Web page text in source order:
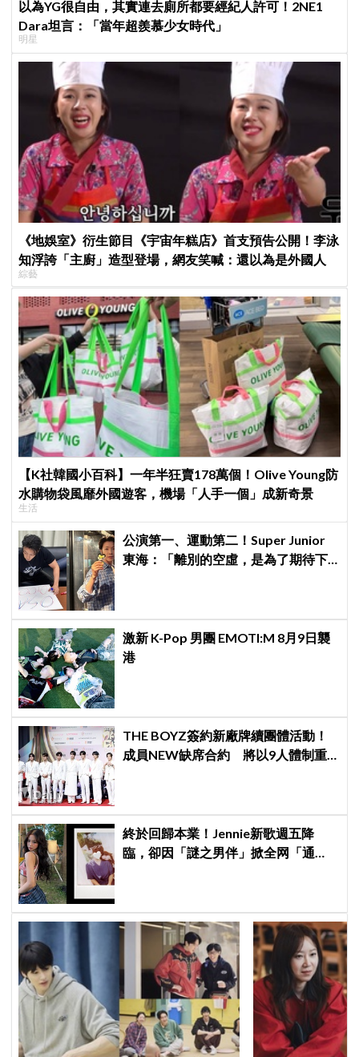
以為YG很自由，其實連去廁所都要經紀人許可！2NE1
Dara坦言：「當年超羨慕少女時代」
明星
《地娛室》衍生節目《宇宙年糕店》首支預告公開！李泳
知浮誇「主廚」造型登場，網友笑喊：還以為是外國人
綜藝
【K社韓國小百科】一年半狂賣178萬個！Olive Young防
水購物袋風靡外國遊客，機場「人手一個」成新奇景
生活
公演第一、運動第二！Super Junior
東海：「離別的空虛，是為了期待下
激新 K-Pop 男團 EMOTI:M 8月9日襲
港
THE BOYZ簽約新廠牌續團體活動！
成員NEW缺席合約 將以9人體制重
終於回歸本業！Jennie新歌週五降
臨，卻因「謎之男伴」掀全网「通